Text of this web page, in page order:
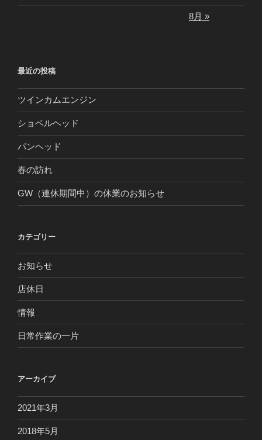
8月 »
最近の投稿
ツインカムエンジン
ショベルヘッド
パンヘッド
春の訪れ
GW（連休期間中）の休業のお知らせ
カテゴリー
お知らせ
店休日
情報
日常作業の一片
アーカイブ
2021年3月
2018年5月